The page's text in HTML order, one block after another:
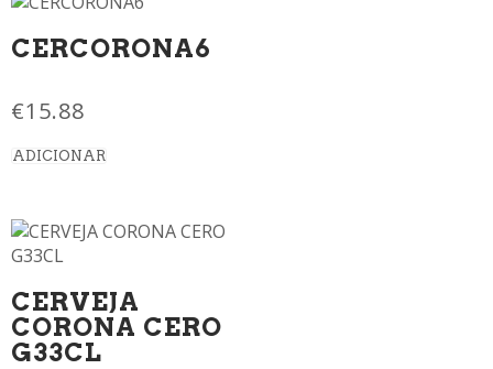
CERCORONA6
€15.88
ADICIONAR
CERVEJA
CORONA CERO
G33CL